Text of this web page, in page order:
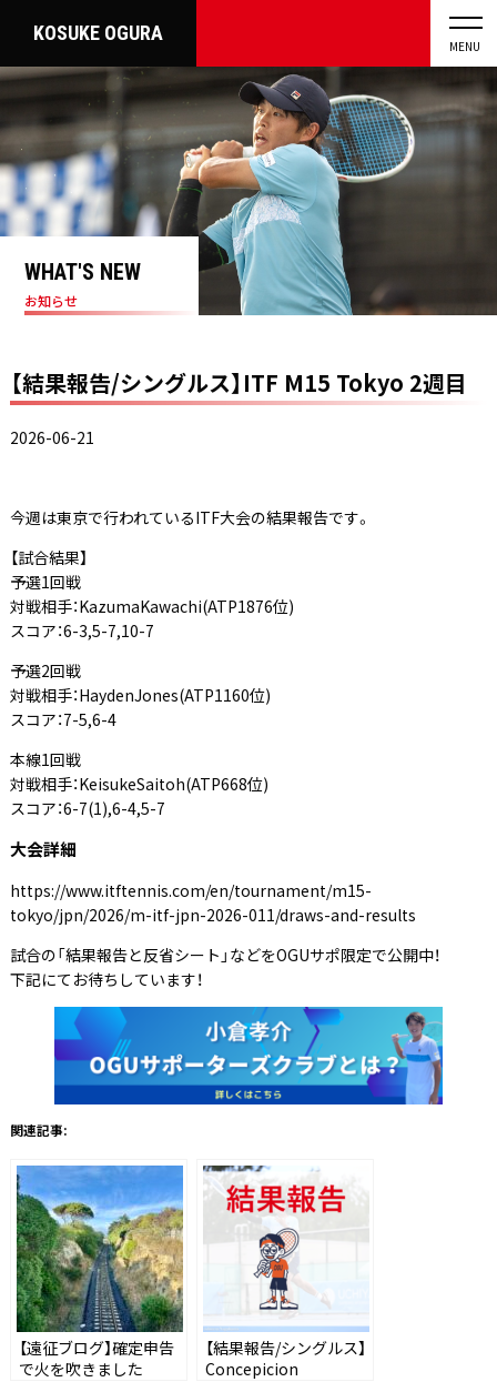
MENU
KOSUKE OGURA
WHAT'S NEW
お知らせ
【結果報告/シングルス】ITF M15 Tokyo 2週目
2026-06-21
今週は東京で行われているITF大会の結果報告です。
【試合結果】
予選1回戦
対戦相手：KazumaKawachi(ATP1876位)
スコア：6-3,5-7,10-7
予選2回戦
対戦相手：HaydenJones(ATP1160位)
スコア：7-5,6-4
本線1回戦
対戦相手：KeisukeSaitoh(ATP668位)
スコア：6-7(1),6-4,5-7
大会詳細
https://www.itftennis.com/en/tournament/m15-
tokyo/jpn/2026/m-itf-jpn-2026-011/draws-and-results
試合の「結果報告と反省シート」などをOGUサポ限定で公開中！
下記にてお待ちしています！
関連記事:
【遠征ブログ】確定申告
で火を吹きました
【結果報告/シングルス】
Concepicion